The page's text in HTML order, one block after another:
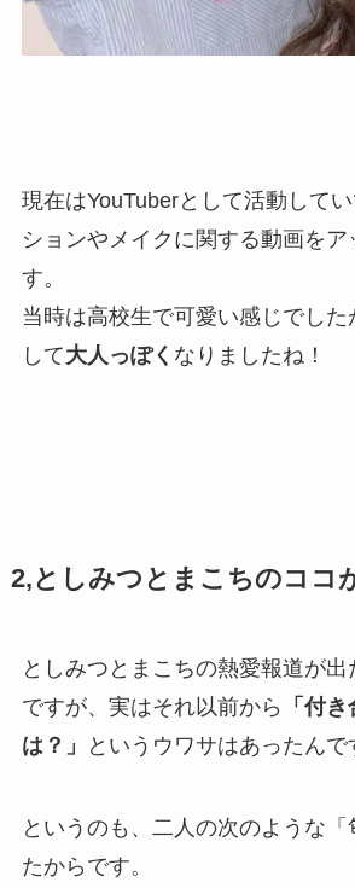
現在はYouTuberとして活動 して
ションやメイクに関する動画をア
す。
当時は高校生で可愛い感じでし
して大人っぽく なりましたね！
2,としみつとまこちのココ
としみつとまこちの熱愛報道が出
ですが、実はそれ以前から
「付
は？」
というウワサはあったんで
というのも、二人の次のような「
たからです。